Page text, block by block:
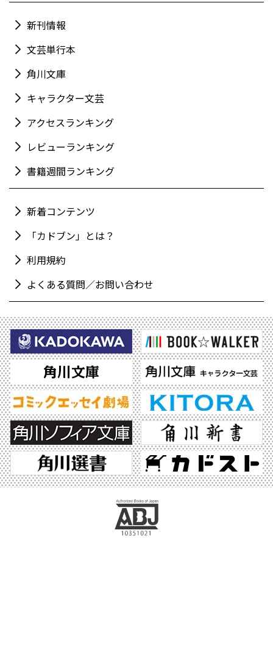
新刊情報
文芸単行本
角川文庫
キャラクター文芸
アクセスランキング
レビューランキング
書籍週間ランキング
新着コンテンツ
「カドブン」とは？
利用規約
よくある質問／お問い合わせ